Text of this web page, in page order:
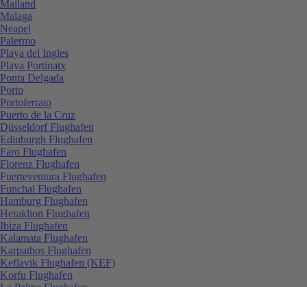
Mailand
Malaga
Neapel
Palermo
Playa del Ingles
Playa Portinatx
Ponta Delgada
Porto
Portoferraio
Puerto de la Cruz
Düsseldorf Flughafen
Edinburgh Flughafen
Faro Flughafen
Florenz Flughafen
Fuerteventura Flughafen
Funchal Flughafen
Hamburg Flughafen
Heraklion Flughafen
Ibiza Flughafen
Kalamata Flughafen
Karpathos Flughafen
Keflavik Flughafen (KEF)
Korfu Flughafen